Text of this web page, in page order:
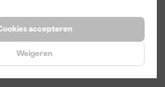
accepteren
Weigeren